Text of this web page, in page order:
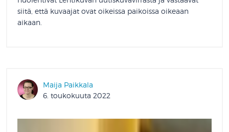
siitä, että kuvaajat ovat oikeissa paikoissa oikeaan
aikaan.
Maija Paikkala
6. toukokuuta 2022